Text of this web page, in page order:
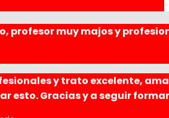
profesor muy majos y
y trato excelente,
esto. Gracias y a seguir